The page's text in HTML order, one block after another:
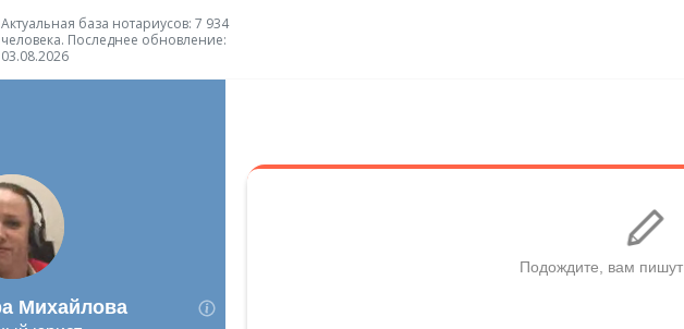
Актуальная база нотариусов: 7 934
человека. Последнее обновление:
03.08.2026